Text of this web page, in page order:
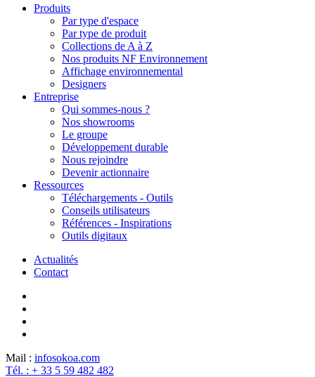
Produits
Par type d'espace
Par type de produit
Collections de A à Z
Nos produits NF Environnement
Affichage environnemental
Designers
Entreprise
Qui sommes-nous ?
Nos showrooms
Le groupe
Développement durable
Nous rejoindre
Devenir actionnaire
Ressources
Téléchargements - Outils
Conseils utilisateurs
Références - Inspirations
Outils digitaux
Actualités
Contact
Mail : infosokoa.com
Tél. : + 33 5 59 482 482